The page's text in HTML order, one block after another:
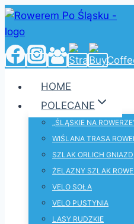
Przejdź
do
treści
HOME
POLECANE
„ŚLĄSKIE NA
WIŚLANA TRASA
SZLAK ORLICH GNIAZD
ŻELAZNY SZLAK
VELO SOŁA
VELO PUSTYNIA
LASY RUDZKIE